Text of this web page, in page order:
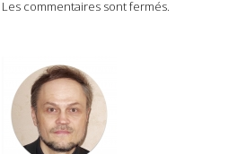
Les commentaires sont fermés.